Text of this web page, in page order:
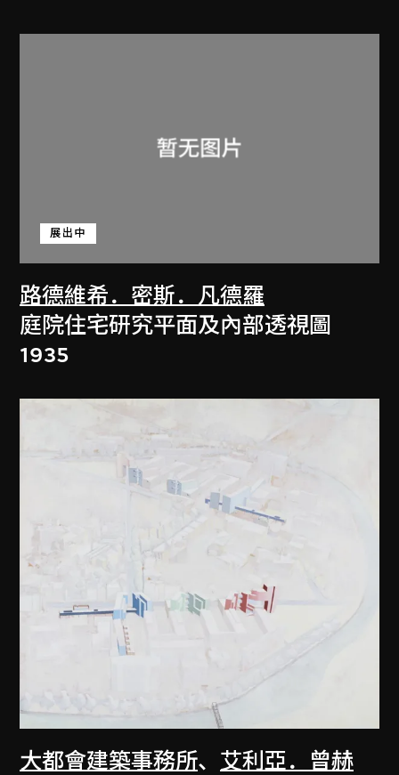
路德維希．密斯．凡德羅
展出中
庭院住宅研究平面及內部透視圖
1935
大都會建築事務所、 艾利亞．曾赫